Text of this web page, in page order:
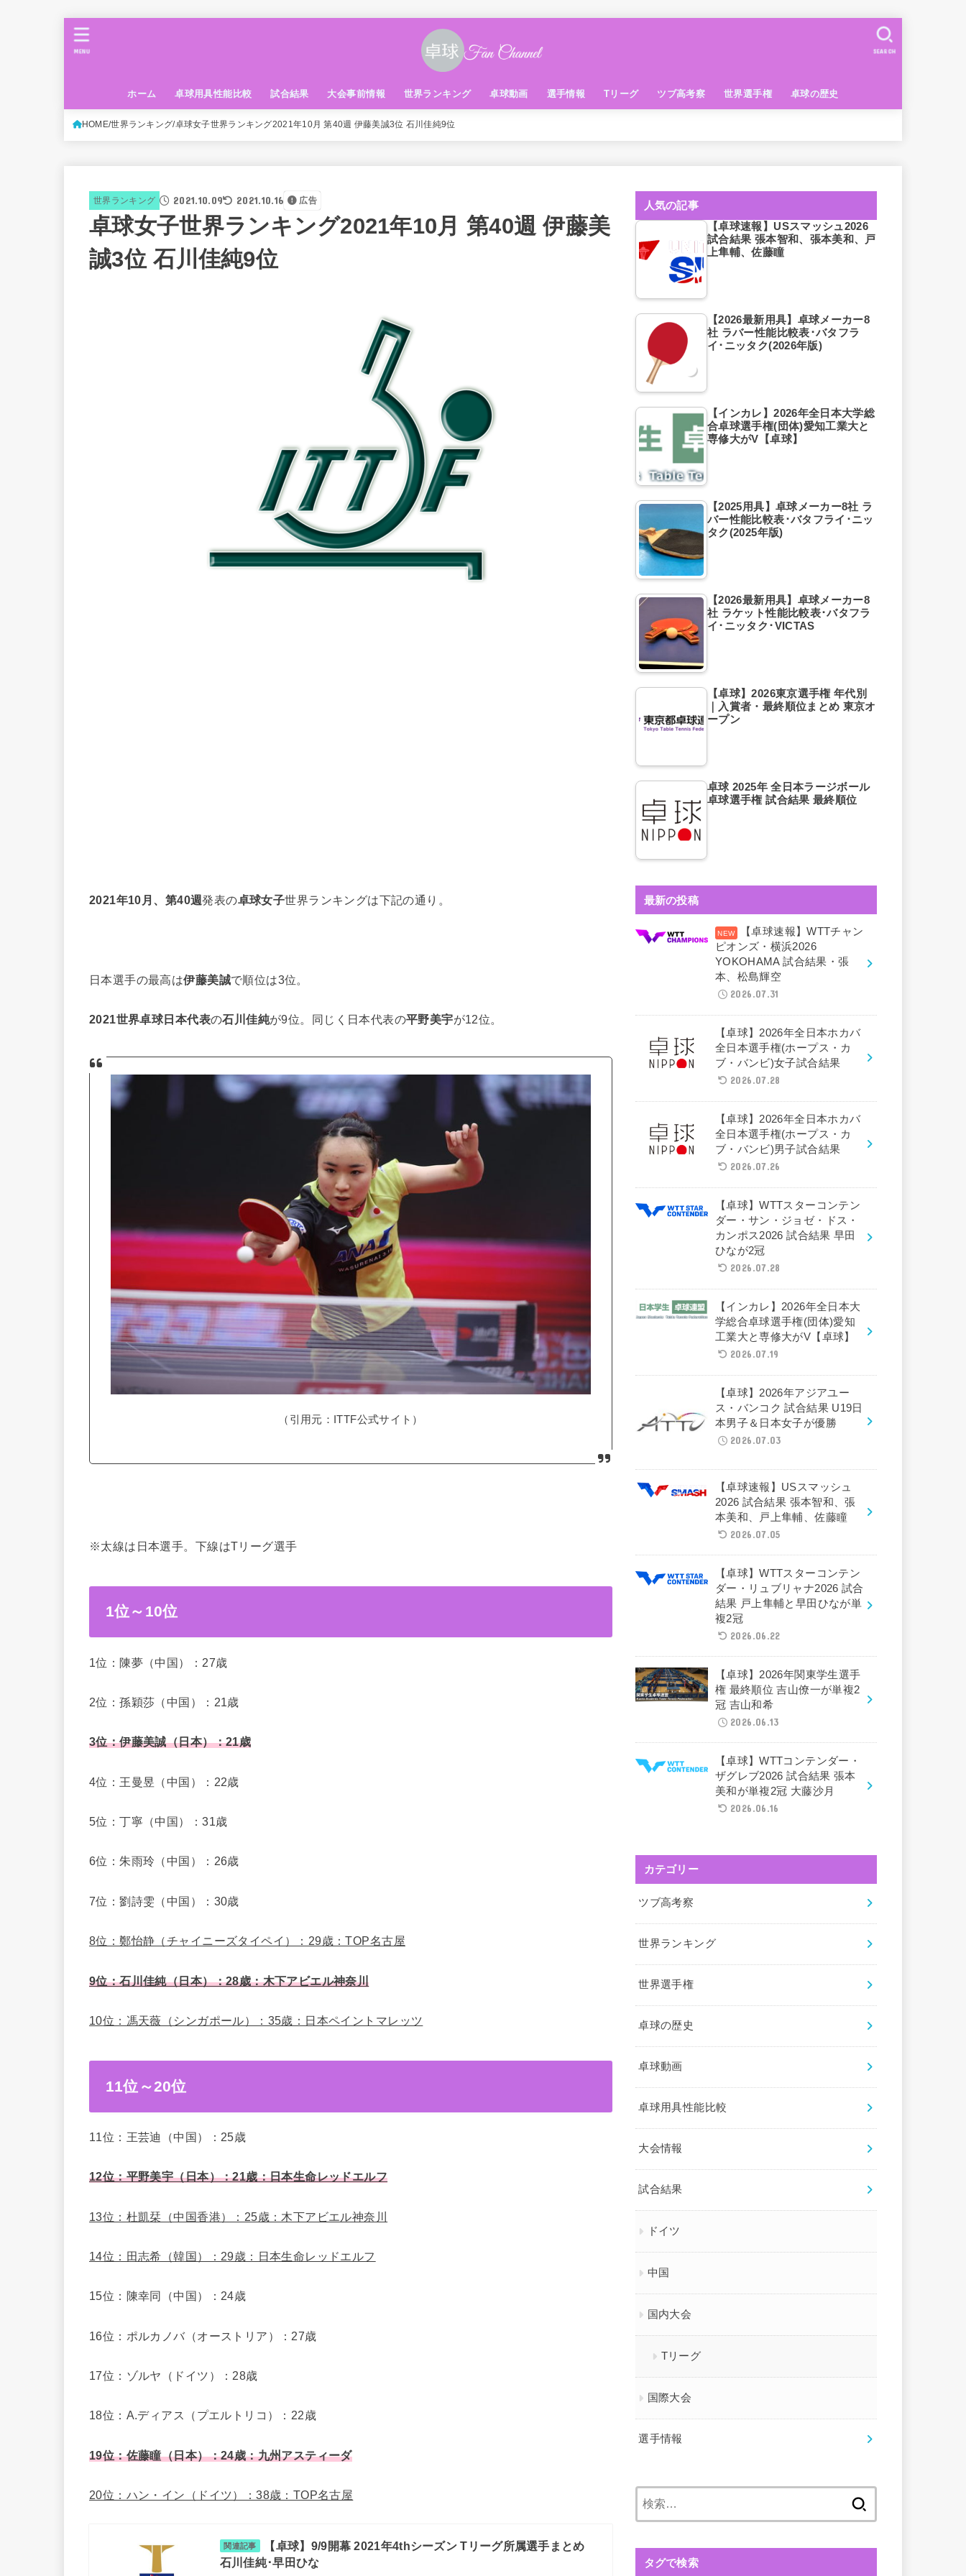
ホーム 卓球用具性能比較 試合結果 大会事前情報 世界ランキング 卓球動画 選手情報 Tリーグ ツブ高考察 世界選手権 卓球の歴史
SEARCH
MENU
HOME 世界ランキング 卓球女子世界ランキング2021年10月 第40週 伊藤美誠3位 石川佳純9位
世界ランキング 2021.10.09 2021.10.16 広告
卓球女子世界ランキング2021年10月 第40週 伊藤美
誠3位 石川佳純9位
2021年10月、第40週発表の卓球女子世界ランキングは下記の通り。
日本選手の最高は伊藤美誠で順位は3位。
2021世界卓球日本代表の石川佳純が9位。同じく日本代表の平野美宇が12位。
（引用元：ITTF公式サイト）
※太線は日本選手。下線はTリーグ選手
1位～10位
1位：陳夢（中国）：27歳
2位：孫穎莎（中国）：21歳
3位：伊藤美誠（日本）：21歳
4位：王曼昱（中国）：22歳
5位：丁寧（中国）：31歳
6位：朱雨玲（中国）：26歳
7位：劉詩雯（中国）：30歳
8位：鄭怡静（チャイニーズタイペイ）：29歳：TOP名古屋
9位：石川佳純（日本）：28歳：木下アビエル神奈川
10位：馮天薇（シンガポール）：35歳：日本ペイントマレッツ
11位～20位
11位：王芸迪（中国）：25歳
12位：平野美宇（日本）：21歳：日本生命レッドエルフ
13位：杜凱栞（中国香港）：25歳：木下アビエル神奈川
14位：田志希（韓国）：29歳：日本生命レッドエルフ
15位：陳幸同（中国）：24歳
16位：ポルカノバ（オーストリア）：27歳
17位：ゾルヤ（ドイツ）：28歳
18位：A.ディアス（プエルトリコ）：22歳
19位：佐藤瞳（日本）：24歳：九州アスティーダ
20位：ハン・イン（ドイツ）：38歳：TOP名古屋
関連記事
【卓球】9/9開幕 2021年4thシーズン Tリーグ所属選手まとめ
石川佳純･早田ひな
人気の記事
【卓球速報】USスマッシュ2026
試合結果 張本智和、張本美和、戸
上隼輔、佐藤瞳
【2026最新用具】卓球メーカー8
社 ラバー性能比較表･バタフラ
イ･ニッタク(2026年版)
【インカレ】2026年全日本大学総
合卓球選手権(団体)愛知工業大と
専修大がV【卓球】
【2025用具】卓球メーカー8社 ラ
バー性能比較表･バタフライ･ニッ
タク(2025年版)
【2026最新用具】卓球メーカー8
社 ラケット性能比較表･バタフラ
イ･ニッタク･VICTAS
【卓球】2026東京選手権 年代別
｜入賞者・最終順位まとめ 東京オ
ープン
卓球 2025年 全日本ラージボール
卓球選手権 試合結果 最終順位
最新の投稿
【卓球速報】WTTチャン
ピオンズ・横浜2026
YOKOHAMA 試合結果・張
本、松島輝空
2026.07.31
【卓球】2026年全日本ホカバ
全日本選手権(ホープス・カ
ブ・バンビ)女子試合結果
2026.07.28
【卓球】2026年全日本ホカバ
全日本選手権(ホープス・カ
ブ・バンビ)男子試合結果
2026.07.26
【卓球】WTTスターコンテン
ダー・サン・ジョゼ・ドス・
カンポス2026 試合結果 早田
ひなが2冠
2026.07.28
【インカレ】2026年全日本大
学総合卓球選手権(団体)愛知
工業大と専修大がV【卓球】
2026.07.19
【卓球】2026年アジアユー
ス・バンコク 試合結果 U19日
本男子＆日本女子が優勝
2026.07.03
【卓球速報】USスマッシュ
2026 試合結果 張本智和、張
本美和、戸上隼輔、佐藤瞳
2026.07.05
【卓球】WTTスターコンテン
ダー・リュブリャナ2026 試合
結果 戸上隼輔と早田ひなが単
複2冠
2026.06.22
【卓球】2026年関東学生選手
権 最終順位 吉山僚一が単複2
冠 吉山和希
2026.06.13
【卓球】WTTコンテンダー・
ザグレブ2026 試合結果 張本
美和が単複2冠 大藤沙月
2026.06.16
カテゴリー
ツブ高考察
世界ランキング
世界選手権
卓球の歴史
卓球動画
卓球用具性能比較
大会情報
試合結果
ドイツ
中国
国内大会
Tリーグ
国際大会
選手情報
タグで検索